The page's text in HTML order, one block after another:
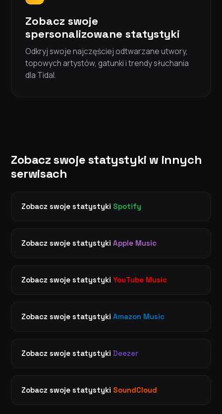
Zobacz swoje
spersonalizowane statystyki
Odkryj swoje najczęściej odtwarzane utwory,
topowych artystów, gatunki i trendy słuchania
dla Tidal.
Zobacz swoje statystyki w innych
serwisach
Zobacz swoje statystyki Spotify
Zobacz swoje statystyki Apple Music
Zobacz swoje statystyki YouTube Music
Zobacz swoje statystyki Amazon Music
Zobacz swoje statystyki Deezer
Zobacz swoje statystyki SoundCloud